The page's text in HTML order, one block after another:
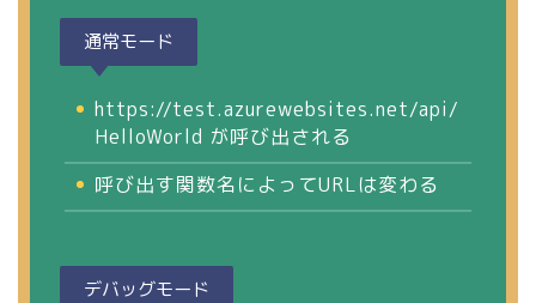
通常モード
https://test.azurewebsites.net/api/
HelloWorld が呼び出される
呼び出す関数名によってURLは変わる
デバッグモード